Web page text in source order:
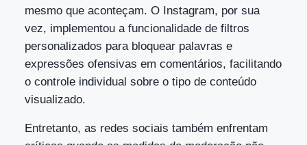
mesmo que aconteçam. O Instagram, por sua
vez, implementou a funcionalidade de filtros
personalizados para bloquear palavras e
expressões ofensivas em comentários, facilitando
o controle individual sobre o tipo de conteúdo
visualizado.
Entretanto, as redes sociais também enfrentam